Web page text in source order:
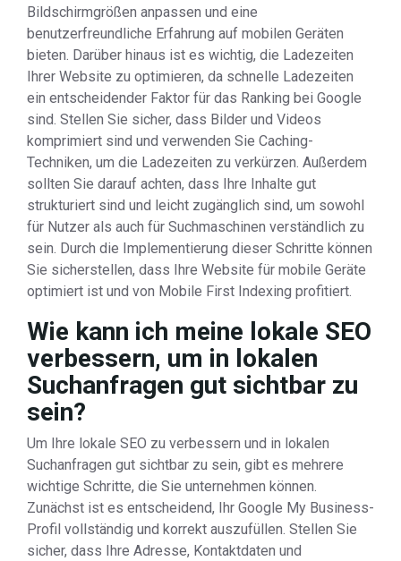
Bildschirmgrößen anpassen und eine
benutzerfreundliche Erfahrung auf mobilen Geräten
bieten. Darüber hinaus ist es wichtig, die Ladezeiten
Ihrer Website zu optimieren, da schnelle Ladezeiten
ein entscheidender Faktor für das Ranking bei Google
sind. Stellen Sie sicher, dass Bilder und Videos
komprimiert sind und verwenden Sie Caching-
Techniken, um die Ladezeiten zu verkürzen. Außerdem
sollten Sie darauf achten, dass Ihre Inhalte gut
strukturiert sind und leicht zugänglich sind, um sowohl
für Nutzer als auch für Suchmaschinen verständlich zu
sein. Durch die Implementierung dieser Schritte können
Sie sicherstellen, dass Ihre Website für mobile Geräte
optimiert ist und von Mobile First Indexing profitiert.
Wie kann ich meine lokale SEO
verbessern, um in lokalen
Suchanfragen gut sichtbar zu
sein?
Um Ihre lokale SEO zu verbessern und in lokalen
Suchanfragen gut sichtbar zu sein, gibt es mehrere
wichtige Schritte, die Sie unternehmen können.
Zunächst ist es entscheidend, Ihr Google My Business-
Profil vollständig und korrekt auszufüllen. Stellen Sie
sicher, dass Ihre Adresse, Kontaktdaten und